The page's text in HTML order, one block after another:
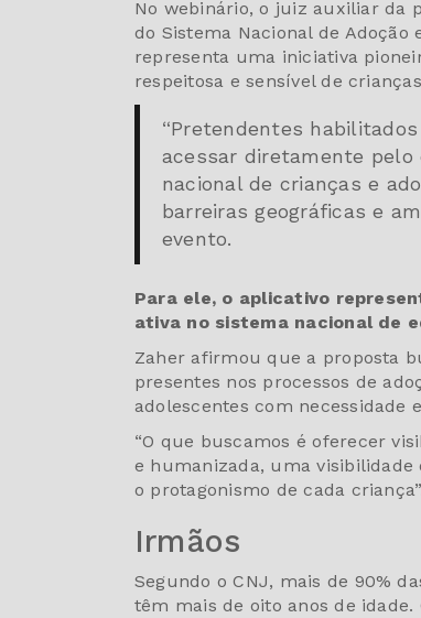
No webinário, o juiz auxiliar da
do Sistema Nacional de
representa uma iniciativa
respeitosa e sensível de
“Pretendentes
acessar diretamente pelo
nacional de crianças e
barreiras geográficas e
evento.
Para ele, o aplicativo
ativa no sistema nacional de
Zaher afirmou que a proposta
presentes nos processos de
adolescentes com necessidade
“O que buscamos é oferecer
e humanizada, uma
o protagonismo de cada
Irmãos
Segundo o CNJ, mais de 90%
têm mais de oito anos de